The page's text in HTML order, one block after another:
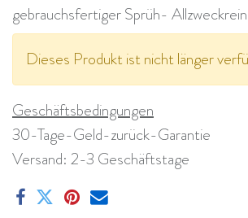
gebrauchsfertiger Sprüh-
Dieses Produkt ist nicht länger
Geschäftsbedingungen
30-Tage-Geld-zurück-Garantie
Versand: 2-3 Geschäftstage